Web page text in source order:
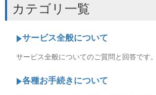
カテゴリ一覧
サービス全般について
サービス全般についてのご質問と回答です。
各種お手続きについて